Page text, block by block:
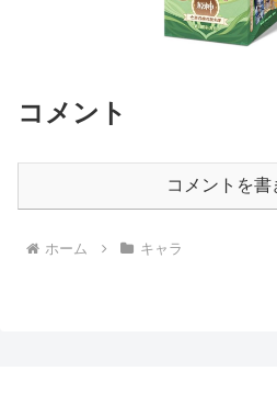
コメント
コメントを書
ホーム キャラ